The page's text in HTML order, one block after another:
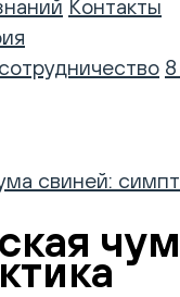
Контакты
свиней: